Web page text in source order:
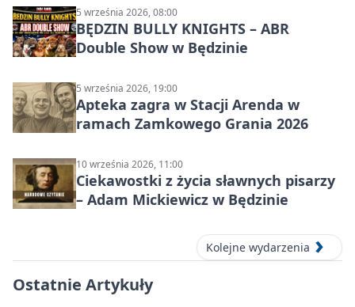
5 września 2026, 08:00
BĘDZIN BULLY KNIGHTS – ABR
Double Show w Będzinie
5 września 2026, 19:00
Apteka zagra w Stacji Arenda w
ramach Zamkowego Grania 2026
10 września 2026, 11:00
Ciekawostki z życia sławnych pisarzy
– Adam Mickiewicz w Będzinie
Kolejne wydarzenia
Ostatnie Artykuły